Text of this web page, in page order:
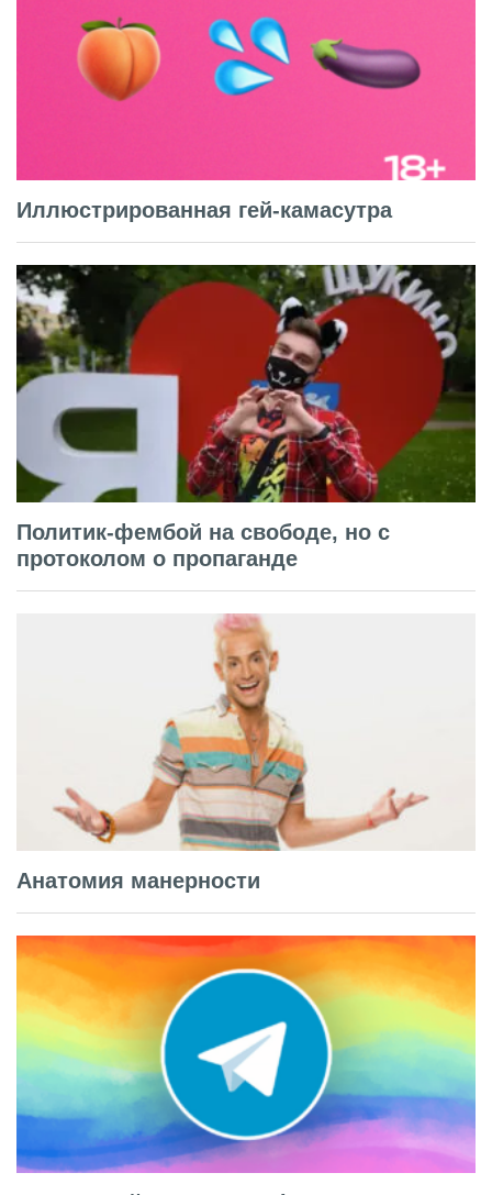
Иллюстрированная гей-камасутра
Политик-фембой на свободе, но с
протоколом о пропаганде
Анатомия манерности